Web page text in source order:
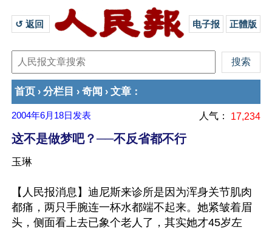
↺ 返回 电子报 正體版
首页 › 分栏目 › 奇闻 › 文章 ：
2004年6月18日 发表 人气： 17,234
这不是做梦吧？──不反省都不行
玉琳
【人民报消息】迪尼斯来诊所是因为浑身关节肌肉
都痛，两只手腕连一杯水都端不起来。她紧皱着眉
头，侧面看上去已象个老人了，其实她才45岁左